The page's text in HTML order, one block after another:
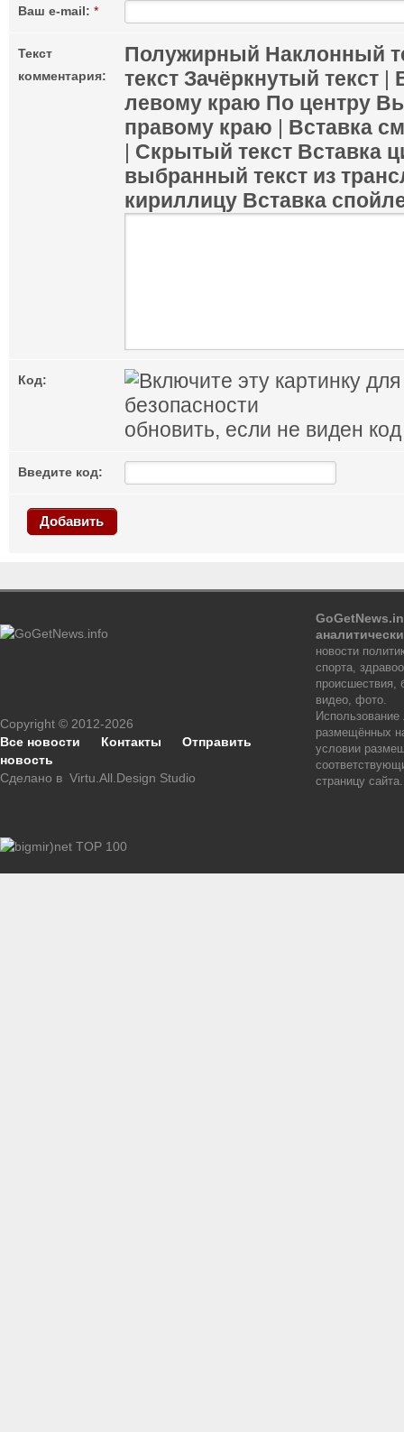
Ваш e-mail: *
Текст
комментария:
Полужирный Наклонный
текст Зачёркнутый текст |
левому краю По центру
правому краю | Вставка
| Скрытый текст Вставка
выбранный текст из
кириллицу Вставка
Код:
обновить, если не виден код
Введите код:
Добавить
Copyright © 2012-2026
Все новости
Контакты
Отправить
новость
Сделано в Virtu.All.Design Studio
новости
спорта,
происшествия,
видео, фото.
размещённых
условии
страницу сайта.